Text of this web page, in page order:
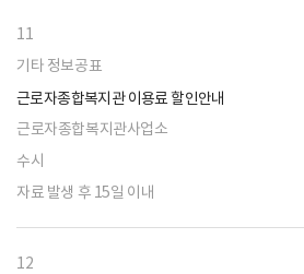
11
기타 정보공표
근로자종합복지관 이용료 할인안내
근로자종합복지관사업소
수시
자료 발생 후 15일 이내
12